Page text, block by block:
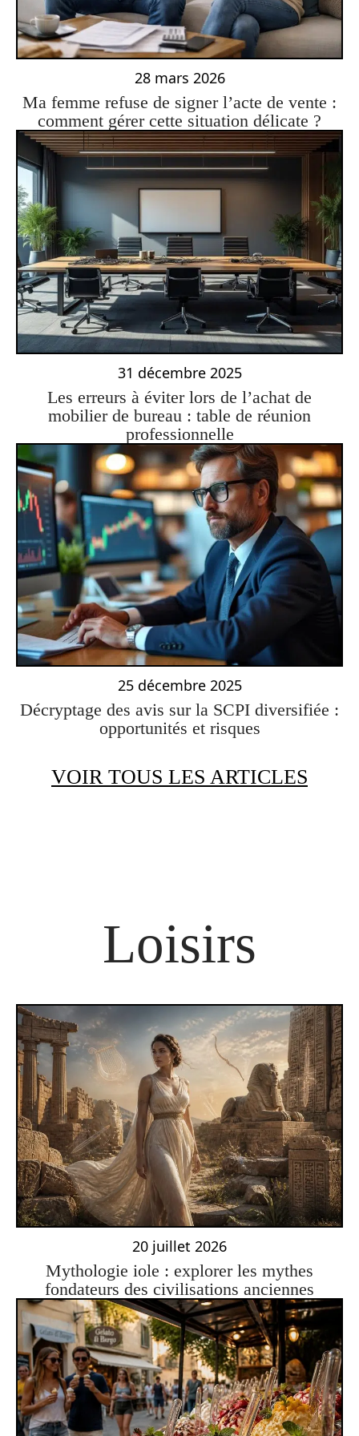
28 mars 2026
Ma femme refuse de signer l’acte de vente :
comment gérer cette situation délicate ?
31 décembre 2025
Les erreurs à éviter lors de l’achat de
mobilier de bureau : table de réunion
professionnelle
25 décembre 2025
Décryptage des avis sur la SCPI diversifiée :
opportunités et risques
VOIR TOUS LES ARTICLES
Loisirs
20 juillet 2026
Mythologie iole : explorer les mythes
fondateurs des civilisations anciennes